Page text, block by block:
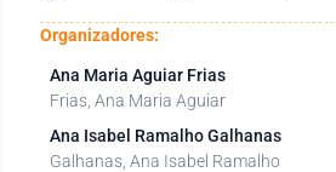
Organizadores:
Ana Maria Aguiar Frias
Frias, Ana Maria Aguiar
Ana Isabel Ramalho Galhanas
Galhanas, Ana Isabel Ramalho